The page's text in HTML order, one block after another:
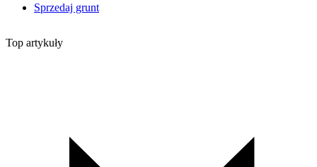
Sprzedaj grunt
Top artykuły